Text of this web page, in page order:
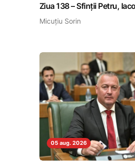
Ziua 138 – Sfinții Petru,
Micuțiu Sorin
05 aug. 2026